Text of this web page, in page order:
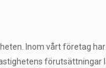
Inom vårt företag